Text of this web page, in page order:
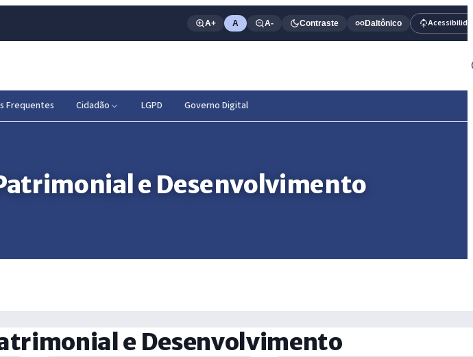
A+ A A- Contraste Daltônico
Frequentes Cidadão LGPD Governo Digital
e Desenvolvimento
e Desenvolvimento